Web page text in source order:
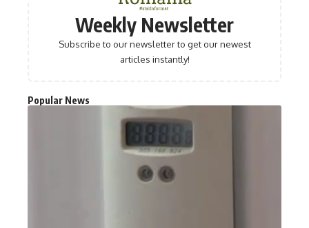
Weekly Newsletter
Subscribe to our newsletter to get our newest
articles instantly!
Popular News